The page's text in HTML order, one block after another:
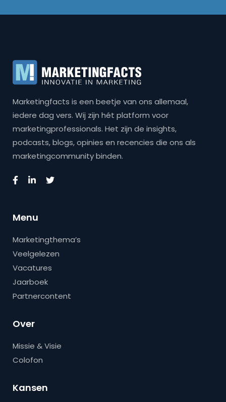
Marketingfacts is een beetje van ons allemaal,
iedere dag vers. Wij zijn hét platform voor
marketingprofessionals. Het zijn de insights,
podcasts, blogs, opinies en recencies die ons als
marketingcommunity binden.
Menu
Marketingthema’s
Veelgelezen
Vacatures
Jaarboek
Partnercontent
Over
Missie & Visie
Colofon
Kansen